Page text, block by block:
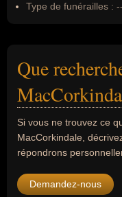
Type de funérailles : --
Que
Si vous ne trouvez ce
MacCorkindale,
répondrons
Demandez-nous